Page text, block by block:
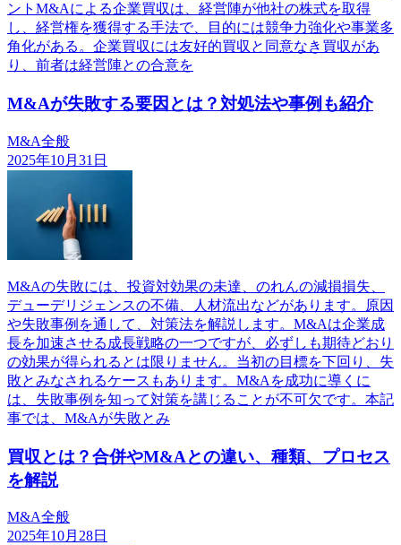
ントM&Aによる企業買収は、経営陣が他社の株式を取得
し、経営権を獲得する手法で、目的には競争力強化や事業多
角化がある。企業買収には友好的買収と同意なき買収があ
り、前者は経営陣との合意を
M&Aが失敗する要因とは？対処法や事例も紹介
M&A全般
2025年10月31日
M&Aの失敗には、投資対効果の未達、のれんの減損損失、
デューデリジェンスの不備、人材流出などがあります。原因
や失敗事例を通して、対策法を解説します。M&Aは企業成
長を加速させる成長戦略の一つですが、必ずしも期待どおり
の効果が得られるとは限りません。当初の目標を下回り、失
敗とみなされるケースもあります。M&Aを成功に導くに
は、失敗事例を知って対策を講じることが不可欠です。本記
事では、M&Aが失敗とみ
買収とは？合併やM&Aとの違い、種類、プロセス
を解説
M&A全般
2025年10月28日